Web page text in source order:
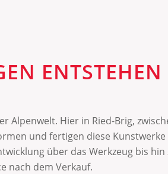
Alpenwelt. Hier in Ried-Brig,
und fertigen diese
über das Werkzeug bis
nach dem Verkauf.